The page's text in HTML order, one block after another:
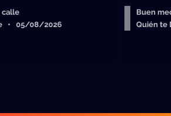
calle
• 05/08/2026
Buen
Quién